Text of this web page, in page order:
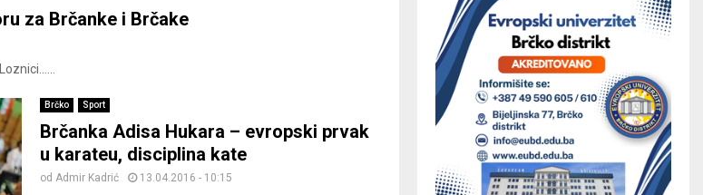
za Brčanke i Brčake
Brčko Sport
Brčanka Adisa Hukara – evropski prvak
u karateu, disciplina kate
od Admir Kadrić 13.04.2016 - 10:15